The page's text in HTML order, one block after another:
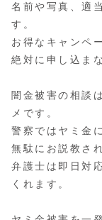
名前や写真、適
す。
お得なキャンペ
絶対に申し込ま
闇金被害の相談
メです。
警察ではヤミ金
無駄にお説教さ
弁護士は即日対
くれます。